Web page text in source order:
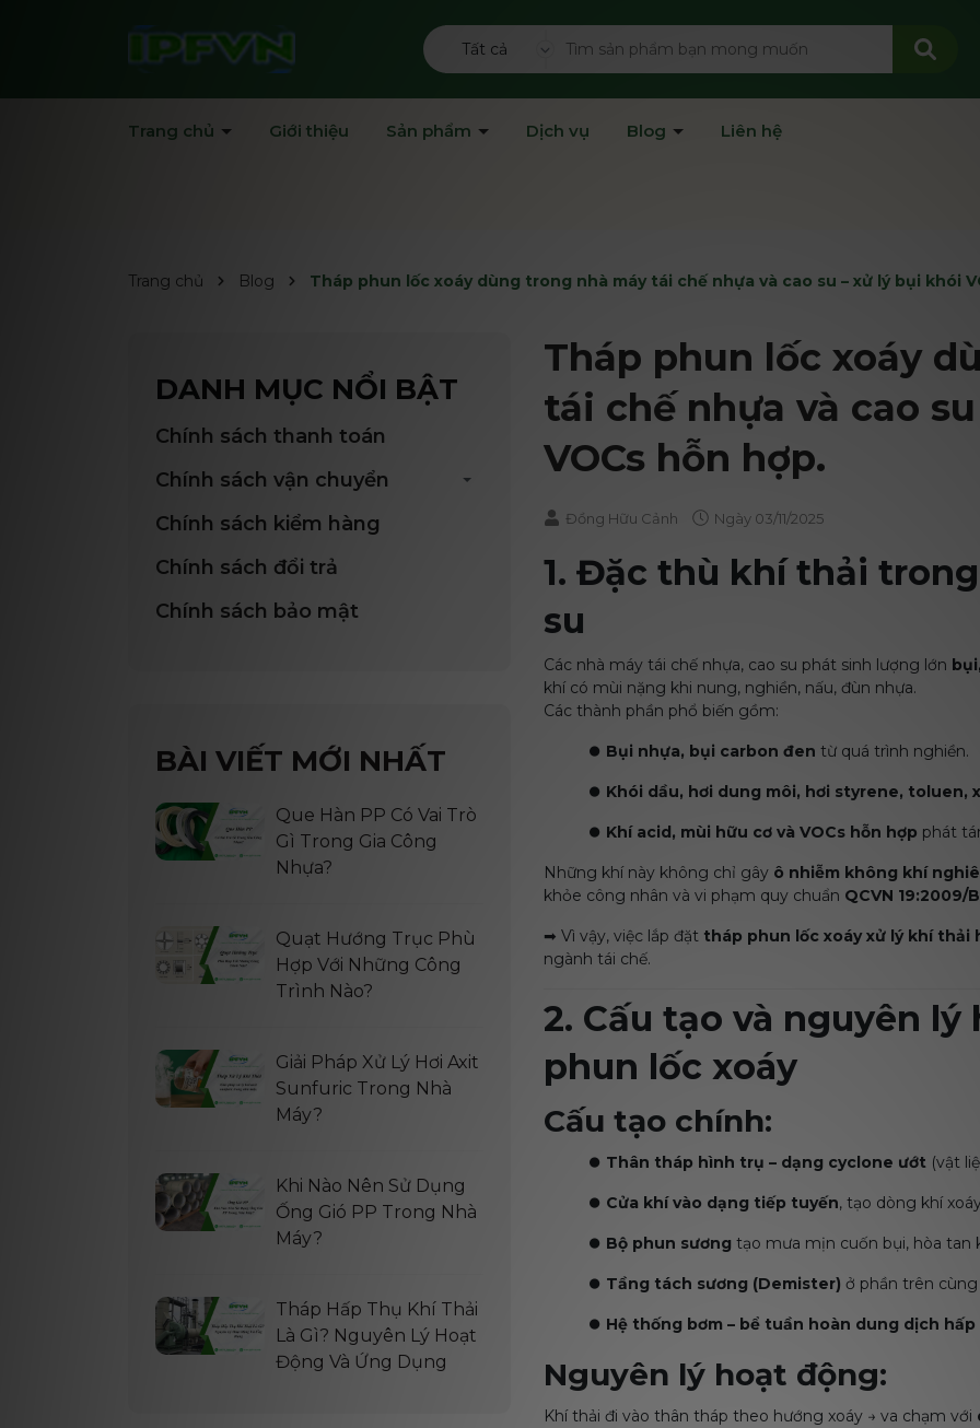
Tất cả
Trang chủ Giới thiệu Sản phẩm Dịch vụ Blog Liên hệ
Trang chủ Blog Tháp phun lốc xoáy dùng trong nhà máy tái chế nhựa và cao su – xử lý bụi khói
Tháp phun lốc xoáy
tái chế nhựa và cao
VOCs hỗn hợp.
Đồng Hữu Cảnh Ngày 03/11/2025
1. Đặc thù khí thải
su
Các nhà máy tái chế nhựa, cao su phát sinh lượng lớn
khí có mùi nặng khi nung, nghiền, nấu, đùn nhựa.
Các thành phần phổ biến gồm:
⏺️ Bụi nhựa, bụi carbon đen từ quá trình nghiền.
⏺️ Khói dầu, hơi dung môi, hơi styrene, toluen,
⏺️ Khí acid, mùi hữu cơ và VOCs hỗn hợp phát
Những khí này không chỉ gây ô nhiễm không khí
khỏe công nhân và vi phạm quy chuẩn QCVN 19:2009/
➡ Vì vậy, việc lắp đặt tháp phun lốc xoáy xử lý khí thải
ngành tái chế.
2. Cấu tạo và nguyên
phun lốc xoáy
Cấu tạo chính:
⏺️ Thân tháp hình trụ – dạng cyclone ướt (vật
⏺️ Cửa khí vào dạng tiếp tuyến, tạo dòng khí
⏺️ Bộ phun sương tạo mưa mịn cuốn bụi, hòa tan
⏺️ Tầng tách sương (Demister) ở phần trên
⏺️ Hệ thống bơm – bể tuần hoàn dung dịch
Nguyên lý hoạt động:
Khí thải đi vào thân tháp theo hướng xoáy → va chạm với
DANH MỤC NỔI BẬT
Chính sách thanh toán
Chính sách vận chuyển
Chính sách kiểm hàng
Chính sách đổi trả
Chính sách bảo mật
BÀI VIẾT MỚI NHẤT
Que Hàn PP Có Vai Trò
Gì Trong Gia Công
Nhựa?
Quạt Hướng Trục Phù
Hợp Với Những Công
Trình Nào?
Giải Pháp Xử Lý Hơi Axit
Sunfuric Trong Nhà
Máy?
Khi Nào Nên Sử Dụng
Ống Gió PP Trong Nhà
Máy?
Tháp Hấp Thụ Khí Thải
Là Gì? Nguyên Lý Hoạt
Động Và Ứng Dụng